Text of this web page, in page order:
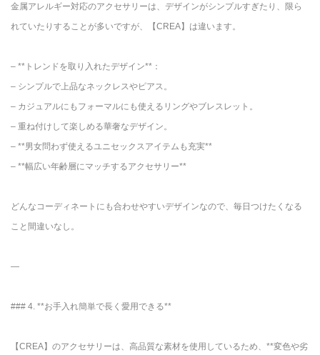
金属アレルギー対応のアクセサリーは、デザインがシンプルすぎたり、限ら
れていたりすることが多いですが、【CREA】は違います。
– **トレンドを取り入れたデザイン**：
– シンプルで上品なネックレスやピアス。
– カジュアルにもフォーマルにも使えるリングやブレスレット。
– 重ね付けして楽しめる華奢なデザイン。
– **男女問わず使えるユニセックスアイテムも充実**
– **幅広い年齢層にマッチするアクセサリー**
どんなコーディネートにも合わせやすいデザインなので、毎日つけたくなる
こと間違いなし。
—
### 4. **お手入れ簡単で長く愛用できる**
【CREA】のアクセサリーは、高品質な素材を使用しているため、**変色や劣